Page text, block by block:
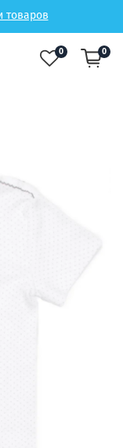
товаров
0 0